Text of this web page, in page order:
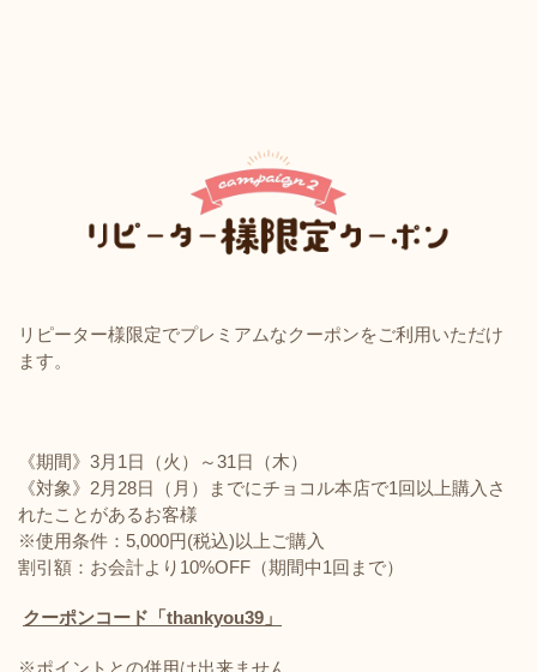
リピーター様限定でプレミアムなクーポンをご利用いただけ
ます。
《期間》3月1日（火）～31日（木）
《対象》2月28日（月）までにチョコル本店で1回以上購入さ
れたことがあるお客様
※使用条件：5,000円(税込)以上ご購入
割引額：お会計より10%OFF（期間中1回まで）
クーポンコード「thankyou39」
※ポイントとの併用は出来ません。